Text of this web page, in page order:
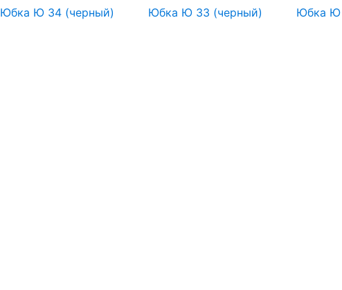
Юбка Ю 34 (черный) Юбка Ю 33 (черный) Юбка Ю